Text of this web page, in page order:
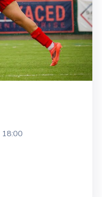
18:00